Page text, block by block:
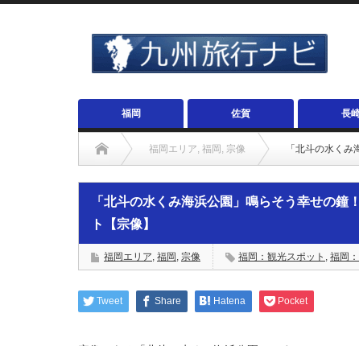
福岡 佐賀 長
福岡エリア, 福岡 , 宗像 「北斗の水く
「北斗の水くみ海浜公園」鳴らそう幸せの鐘
ト【宗像】
福岡エリア, 福岡 , 宗像 福岡：観光スポット , 福岡
Tweet Share Hatena Pocket